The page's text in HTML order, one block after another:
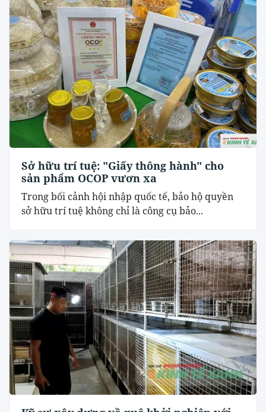
Sở hữu trí tuệ: "Giấy thông hành" cho
sản phẩm OCOP vươn xa
Trong bối cảnh hội nhập quốc tế, bảo hộ quyền
sở hữu trí tuệ không chỉ là công cụ bảo...